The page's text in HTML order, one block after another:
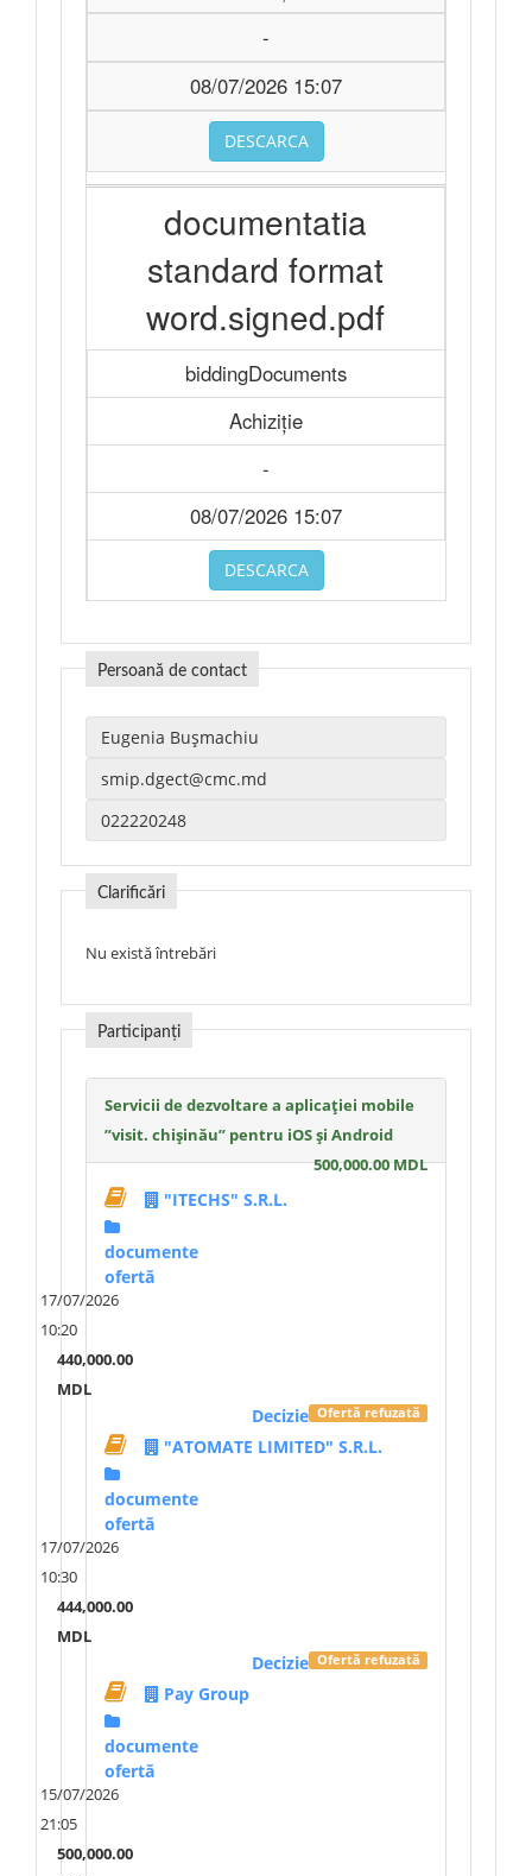
-
08/07/2026 15:07
DESCARCA
documentatia
standard format
word.signed.pdf
biddingDocuments
Achiziție
-
08/07/2026 15:07
DESCARCA
Persoană de contact
Clarificări
Nu există întrebări
Participanți
Servicii de dezvoltare a aplicației mobile
”visit. chișinău” pentru iOS și Android
500,000.00 MDL
"ITECHS" S.R.L.
documente
ofertă
17/07/2026
10:20
440,000.00
MDL
Ofertă refuzată
Decizie
"ATOMATE LIMITED" S.R.L.
documente
ofertă
17/07/2026
10:30
444,000.00
MDL
Ofertă refuzată
Decizie
Pay Group
documente
ofertă
15/07/2026
21:05
500,000.00